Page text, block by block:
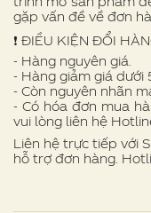
gặp vấn đề về đơn
❗ ️ĐIỀU KIỆN ĐỔI
- Hàng nguyên giá.
- Hàng giảm giá dưới
- Còn nguyên nhãn
- Có hóa đơn mua
vui lòng liên hệ
Liên hệ trực tiếp với
hỗ trợ đơn hàng.